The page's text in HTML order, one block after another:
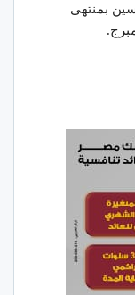
بمنتهى